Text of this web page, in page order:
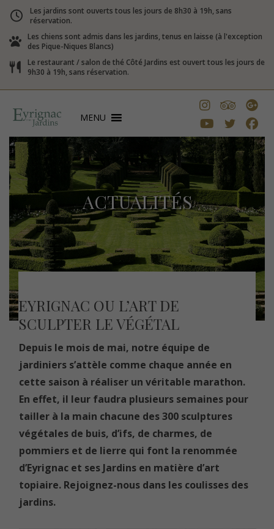
Les jardins sont ouverts tous les jours de 8h30 à 19h, sans
réservation.
Les chiens sont admis dans les jardins, tenus en laisse (à l'exception
des Pique-Niques Blancs)
Le restaurant / salon de thé Côté Jardins est ouvert tous les jours de
9h30 à 19h, sans réservation.
MENU
ACTUALITÉS
EYRIGNAC OU L’ART DE
SCULPTER LE VÉGÉTAL
Depuis le mois de mai, notre équipe de
jardiniers s’attèle comme chaque année en
cette saison à réaliser un véritable marathon.
En effet, il leur faudra plusieurs semaines pour
tailler à la main chacune des 300 sculptures
végétales de buis, d’ifs, de charmes, de
pommiers et de lierre qui font la renommée
d’Eyrignac et ses Jardins en matière d’art
topiaire. Rejoignez-nous dans les coulisses des
jardins.